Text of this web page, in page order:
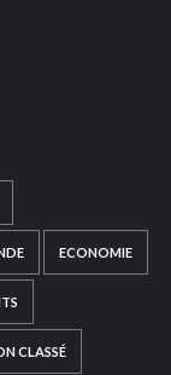
ECONOMIE
CLASSÉ